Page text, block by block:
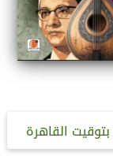
بتوقيت القاهرة